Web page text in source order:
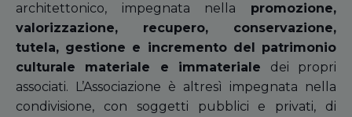
architettonico, impegnata nella promozione,
valorizzazione, recupero, conservazione,
tutela, gestione e incremento del patrimonio
culturale materiale e immateriale dei propri
associati. L’Associazione è altresì impegnata nella
condivisione, con soggetti pubblici e privati, di